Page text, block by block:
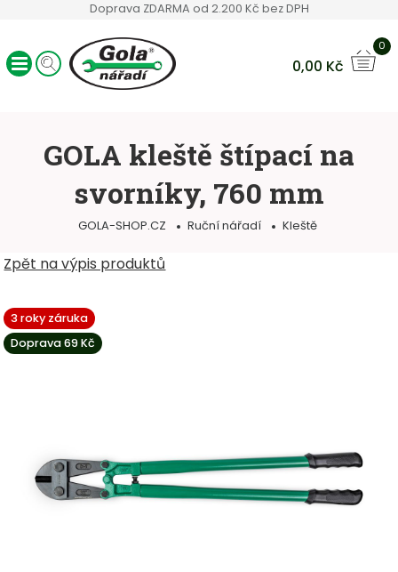
Doprava ZDARMA od 2.200 Kč bez DPH
0,00 Kč
0
Ruční nářadí
Hlavice a bity
Klíče
Servisní vozíky
Ostatní sortiment
GOLA kleště štípací na
svorníky, 760 mm
GOLA-SHOP.CZ Ruční nářadí Kleště
Zpět na výpis produktů
3 roky záruka
Doprava 69 Kč